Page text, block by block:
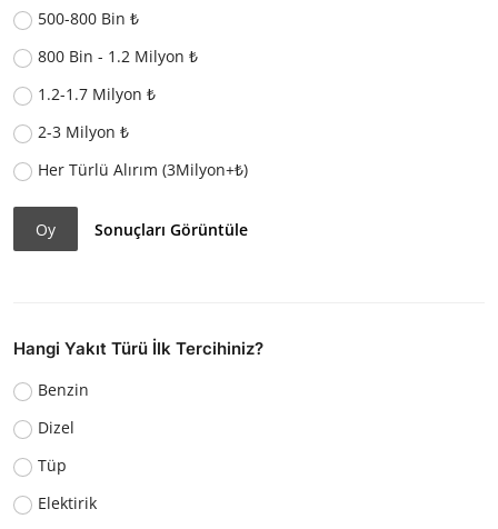
500-800 Bin ₺
800 Bin - 1.2 Milyon ₺
1.2-1.7 Milyon ₺
2-3 Milyon ₺
Her Türlü Alırım (3Milyon+₺)
Oy Sonuçları Görüntüle
Hangi Yakıt Türü İlk Tercihiniz?
Benzin
Dizel
Tüp
Elektirik